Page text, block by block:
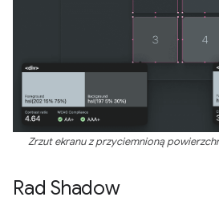
Zrzut ekranu z przyciemnioną
Rad Shadow